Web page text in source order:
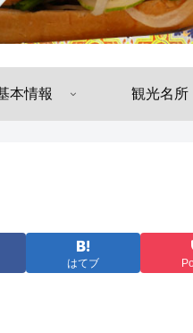
本情報 観光名所
はてブ